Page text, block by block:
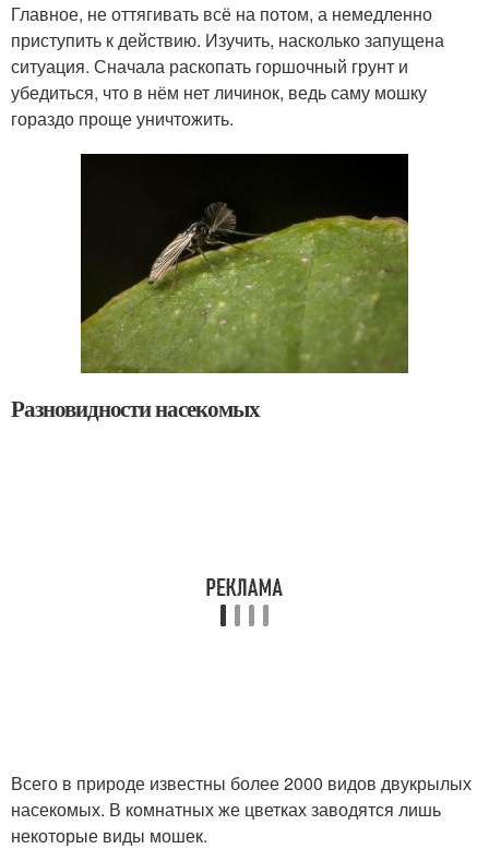
Главное, не оттягивать всё на потом, а немедленно
приступить к действию. Изучить, насколько запущена
ситуация. Сначала раскопать горшочный грунт и
убедиться, что в нём нет личинок, ведь саму мошку
гораздо проще уничтожить.
Разновидности насекомых
Всего в природе известны более 2000 видов двукрылых
насекомых. В комнатных же цветках заводятся лишь
некоторые виды мошек.